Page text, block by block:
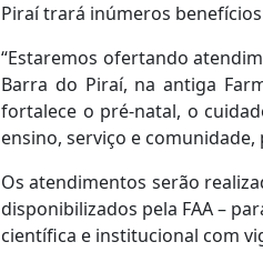
Piraí trará inúmeros
“Estaremos ofertando
Barra do Piraí, na antiga
fortalece o pré-natal, o
ensino, serviço e
Os atendimentos serão
disponibilizados pela FAA –
científica e institucional com